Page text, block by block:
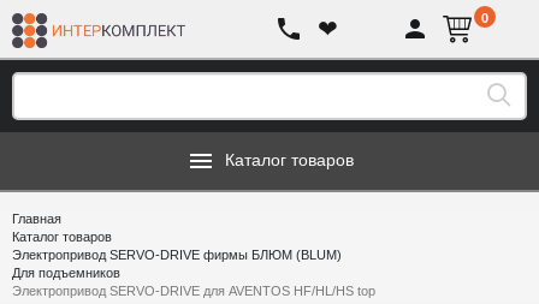
❤ 0
Каталог товаров
Главная
Каталог товаров
Электропривод SERVO-DRIVE фирмы БЛЮМ (BLUM)
Для подъемников
Электропривод SERVO-DRIVE для AVENTOS HF/HL/HS top